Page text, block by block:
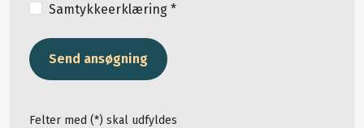
Samtykkeerklæring *
Send ansøgning
Felter med (*) skal udfyldes